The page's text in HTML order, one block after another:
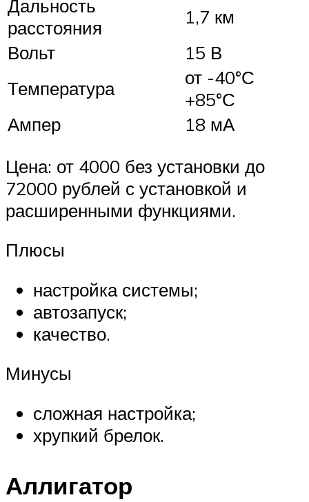
Дальность
расстояния
1,7 км
Вольт
15 В
Температура
от -40°С
+85°С
Ампер
18 мА
Цена: от 4000 без установки до
72000 рублей с установкой и
расширенными функциями.
Плюсы
настройка системы;
автозапуск;
качество.
Минусы
сложная настройка;
хрупкий брелок.
Аллигатор